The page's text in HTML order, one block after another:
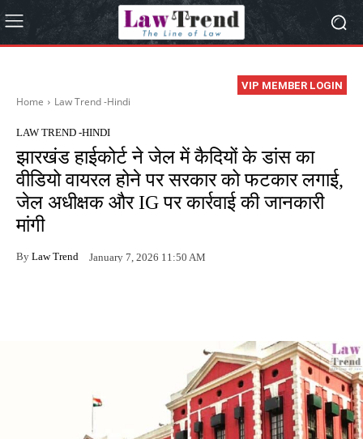
VIP MEMBER LOGIN
Home Law Trend -Hindi
LAW TREND -HINDI
झारखंड हाईकोर्ट ने जेल में कैदियों के डांस का
वीडियो वायरल होने पर सरकार को फटकार लगाई,
जेल अधीक्षक और IG पर कार्रवाई की जानकारी
मांगी
By Law Trend January 7, 2026 11:50 AM